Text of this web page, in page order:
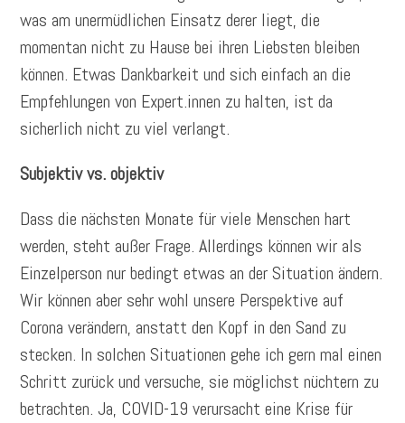
was am unermüdlichen Einsatz derer liegt, die
momentan nicht zu Hause bei ihren Liebsten bleiben
können. Etwas Dankbarkeit und sich einfach an die
Empfehlungen von Expert.innen zu halten, ist da
sicherlich nicht zu viel verlangt.
Subjektiv vs. objektiv
Dass die nächsten Monate für viele Menschen hart
werden, steht außer Frage. Allerdings können wir als
Einzelperson nur bedingt etwas an der Situation ändern.
Wir können aber sehr wohl unsere Perspektive auf
Corona verändern, anstatt den Kopf in den Sand zu
stecken. In solchen Situationen gehe ich gern mal einen
Schritt zurück und versuche, sie möglichst nüchtern zu
betrachten. Ja, COVID-19 verursacht eine Krise für